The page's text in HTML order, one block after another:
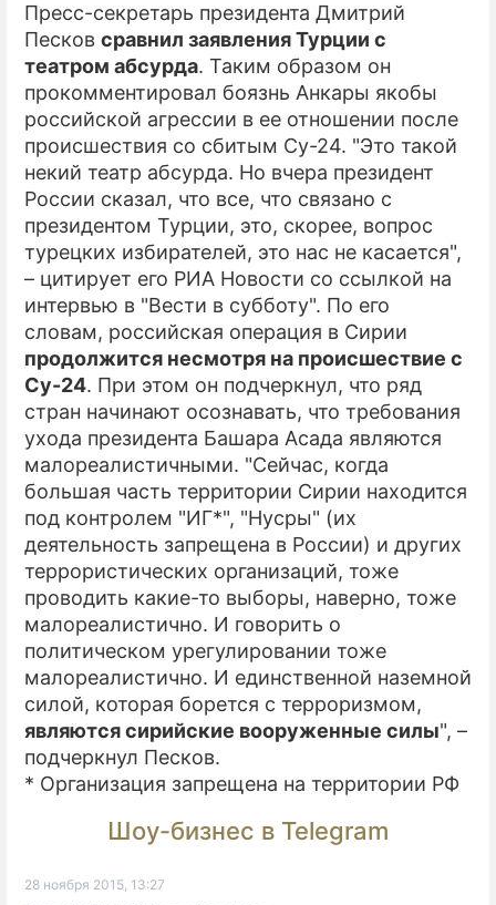
СЕРИАЛЫ
ИГРЫ
ПРЕСС-РЕЛИЗЫ
О ПРОЕКТЕ
Пресс-секретарь президента Дмитрий
Песков сравнил заявления Турции с
театром абсурда. Таким образом он
прокомментировал боязнь Анкары якобы
российской агрессии в ее отношении после
происшествия со сбитым Су-24. "Это такой
некий театр абсурда. Но вчера президент
России сказал, что все, что связано с
президентом Турции, это, скорее, вопрос
турецких избирателей, это нас не касается",
– цитирует его РИА Новости со ссылкой на
интервью в "Вести в субботу". По его
словам, российская операция в Сирии
продолжится несмотря на происшествие с
Су-24. При этом он подчеркнул, что ряд
стран начинают осознавать, что требования
ухода президента Башара Асада являются
малореалистичными. "Сейчас, когда
большая часть территории Сирии находится
под контролем "ИГ*", "Нусры" (их
деятельность запрещена в России) и других
террористических организаций, тоже
проводить какие-то выборы, наверно, тоже
малореалистично. И говорить о
политическом урегулировании тоже
малореалистично. И единственной наземной
силой, которая борется с терроризмом,
являются сирийские вооруженные силы", –
подчеркнул Песков.
* Организация запрещена на территории РФ
Шоу-бизнес в Telegram
28 ноября 2015, 13:27